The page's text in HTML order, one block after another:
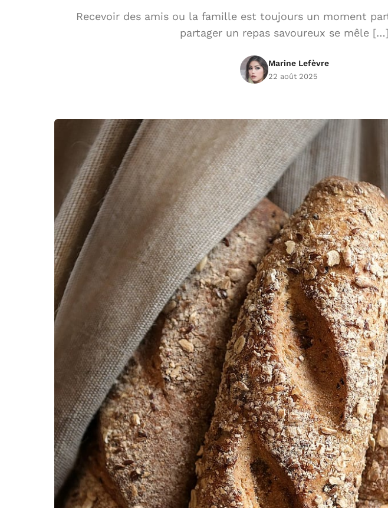
Recevoir des amis ou la famille est toujours un moment
partager un repas savoureux se mêle […]
Marine Lefèvre
22 août 2025